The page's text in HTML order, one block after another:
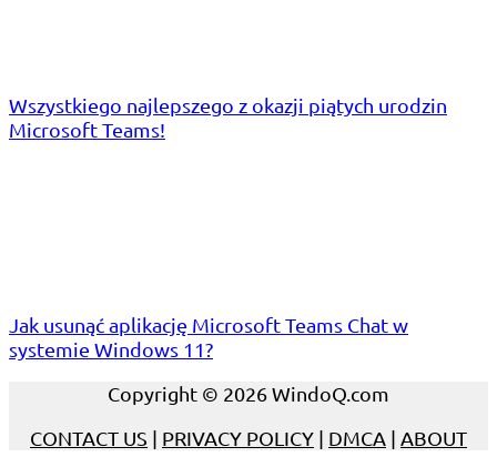
Wszystkiego najlepszego z okazji piątych urodzin
Microsoft Teams!
Jak usunąć aplikację Microsoft Teams Chat w
systemie Windows 11?
Copyright © 2026 WindoQ.com
CONTACT US | PRIVACY POLICY | DMCA | ABOUT